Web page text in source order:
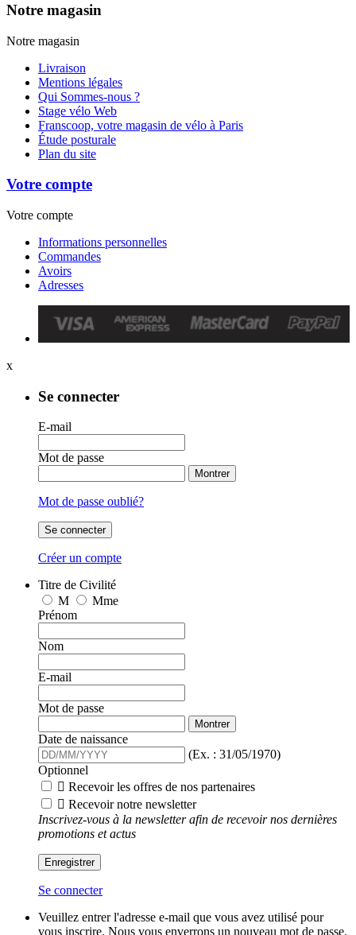
Notre magasin
Notre magasin
Livraison
Mentions légales
Qui Sommes-nous ?
Stage vélo Web
Franscoop, votre magasin de vélo à Paris
Étude posturale
Plan du site
Votre compte
Votre compte
Informations personnelles
Commandes
Avoirs
Adresses
x
Se connecter
E-mail
Mot de passe
Montrer
Mot de passe oublié?
Se connecter
Créer un compte
Titre de Civilité
M
Mme
Prénom
Nom
E-mail
Mot de passe
Montrer
Date de naissance
(Ex. : 31/05/1970)
Optionnel
 Recevoir les offres de nos partenaires
 Recevoir notre newsletter
Inscrivez-vous à la newsletter afin de recevoir nos dernières
promotions et actus
Enregistrer
Se connecter
Veuillez entrer l'adresse e-mail que vous avez utilisé pour
vous inscrire. Nous vous enverrons un nouveau mot de passe.